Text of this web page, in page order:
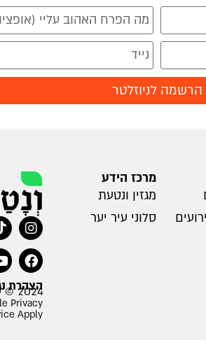
הרשמה לניוזלטר
מרכז הידע
מגזין ונטעת
סלוני עיר יער
הצהרת
2024 © עמותת ונטעת
Privacy
Apply